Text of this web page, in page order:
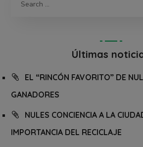
Últimas
EL “RINCÓN FAVORITO” DE
GANADORES
NULES CONCIENCIA A LA
IMPORTANCIA DEL RECICLAJE